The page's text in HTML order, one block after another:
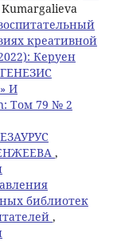
Kumargalieva
креативной
Керуен
ГЕНЕЗИС
И
Том 79 № 2
,
библиотек
,